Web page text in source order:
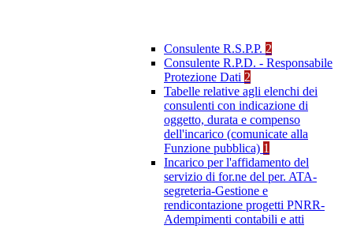
Consulente R.S.P.P. 2
Consulente R.P.D. - Responsabile
Protezione Dati 2
Tabelle relative agli elenchi dei
consulenti con indicazione di
oggetto, durata e compenso
dell'incarico (comunicate alla
Funzione pubblica) 1
Incarico per l'affidamento del
servizio di for.ne del per. ATA-
segreteria-Gestione e
rendicontazione progetti PNRR-
Adempimenti contabili e atti